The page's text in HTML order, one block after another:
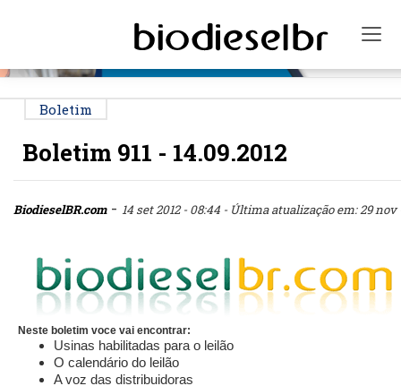
Boletim
Boletim 911 - 14.09.2012
BiodieselBR.com- 14 set 2012 - 08:44 - Última atualização em: 29 nov
Neste boletim voce vai encontrar:
Usinas habilitadas para o leilão
O calendário do leilão
A voz das distribuidoras